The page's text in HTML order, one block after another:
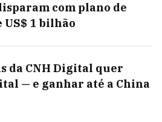
com plano de
US$ 1 bilhão
da CNH Digital quer
— e ganhar até a China